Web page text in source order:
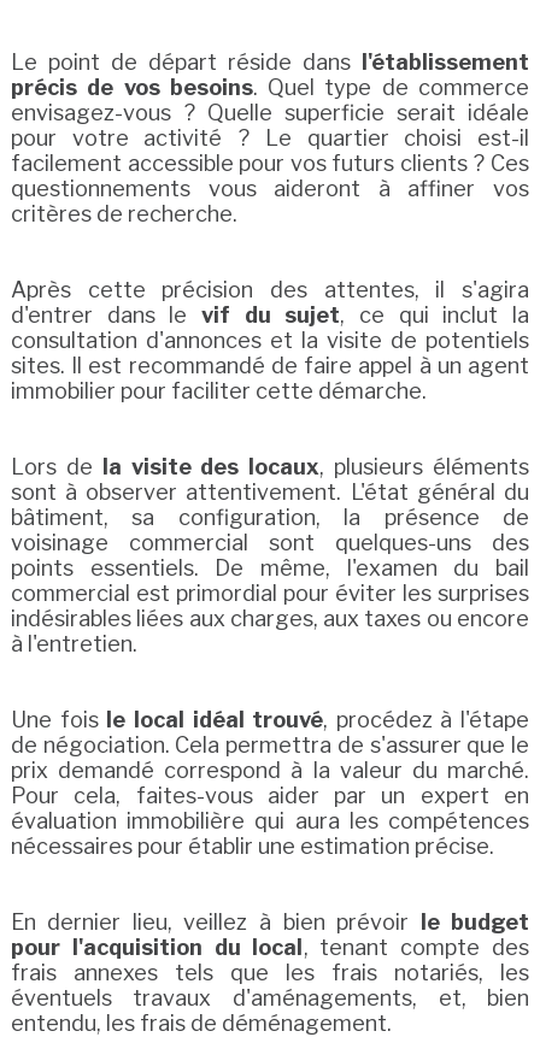
Le point de départ réside dans
l'établissement
précis de vos besoins. Quel type de commerce
envisagez-vous ? Quelle superficie serait idéale
pour votre activité ? Le quartier choisi est-il
facilement accessible pour vos futurs clients ? Ces
questionnements vous aideront à affiner vos
critères de recherche.
Après cette précision des attentes, il s'agira
d'entrer dans le vif du sujet, ce qui inclut la
consultation d'annonces et la visite de potentiels
sites. Il est recommandé de faire appel à un agent
immobilier pour faciliter cette démarche.
Lors de la visite des locaux, plusieurs éléments
sont à observer attentivement. L'état général du
bâtiment, sa configuration, la présence de
voisinage commercial sont quelques-uns des
points essentiels. De même, l'examen du bail
commercial est primordial pour éviter les surprises
indésirables liées aux charges, aux taxes ou encore
à l'entretien.
Une fois le local idéal trouvé, procédez à l'étape
de négociation. Cela permettra de s'assurer que le
prix demandé correspond à la valeur du marché.
Pour cela, faites-vous aider par un expert en
évaluation immobilière qui aura les compétences
nécessaires pour établir une estimation précise.
En dernier lieu, veillez à bien prévoir
le budget
pour l'acquisition du local , tenant compte des
frais annexes tels que les frais notariés, les
éventuels travaux d'aménagements, et, bien
entendu, les frais de déménagement.